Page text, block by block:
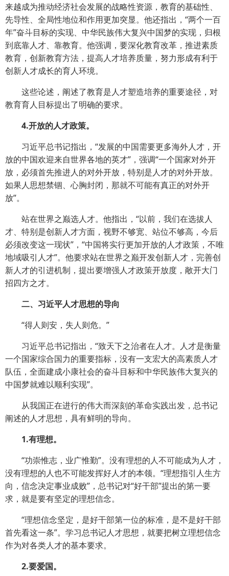
来越成为推动经济社会发展的战略性资源，教育的基础性、
先导性、全局性地位和作用更加突显。他还指出，“两个一百
年”奋斗目标的实现、中华民族伟大复兴中国梦的实现，归根
到底靠人才、靠教育。他强调，要深化教育改革，推进素质
教育，创新教育方法，提高人才培养质量，努力形成有利于
创新人才成长的育人环境。
这些论述，阐述了教育是人才塑造培养的重要途径，对
教育育人目标提出了明确的要求。
4.开放的人才政策。
习近平总书记指出，“发展的中国需要更多海外人才，开
放的中国欢迎来自世界各地的英才”，强调“一个国家对外开
放，必须首先推进人的对外开放，特别是人才的对外开放。
如果人思想禁锢、心胸封闭，那就不可能有真正的对外开
放”。
站在世界之巅选人才。他指出，“以前，我们在选拔人
才、特别是创新人才方面，视野不够宽、站位不够高，今后
必须改变这一现状”，“中国将实行更加开放的人才政策，不唯
地域吸引人才”。他要求站在世界之巅开发创新人才，完善创
新人才的引进机制，提出要增强人才政策开放度，敞开大门
招四方之才。
二、习近平人才思想的导向
“得人则安，失人则危。”
习近平总书记指出，“致天下之治者在人才。人才是衡量
一个国家综合国力的重要指标，没有一支宏大的高素质人才
队伍，全面建成小康社会的奋斗目标和中华民族伟大复兴的
中国梦就难以顺利实现”。
从我国正在进行的伟大而深刻的革命实践出发，总书记
阐述的人才思想，具有鲜明的导向。
1.有理想。
“功崇惟志，业广惟勤”。没有理想的人不可能成为人才，
没有理想的人也不可能发挥好人才的本领。“理想指引人生方
向，信念决定事业成败”，总书记对“好干部”提出的第一要
求，就是要有坚定的理想信念。
“理想信念坚定，是好干部第一位的标准，是不是好干部
首先看这一条”。学习总书记人才思想，就要把树立理想信念
作为对各类人才的基本要求。
2.要爱国。